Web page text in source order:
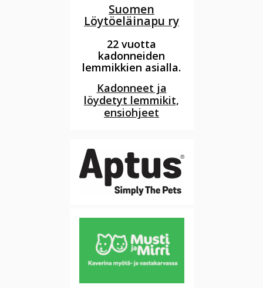
Suomen
Löytöeläinapu ry
22 vuotta
kadonneiden
lemmikkien asialla.
Kadonneet ja
löydetyt lemmikit,
ensiohjeet